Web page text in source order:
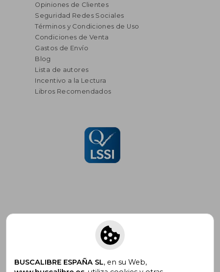
Opiniones de Clientes
Seguridad Redes Sociales
Términos y Condiciones de Uso
Condiciones de Venta
Gastos de Envío
Blog
Lista de autores
Incentivo a la Lectura
Libros Recomendados
Suscríbete para recibir ofertas y
promociones
BUSCALIBRE ESPAÑA SL, en su Web,